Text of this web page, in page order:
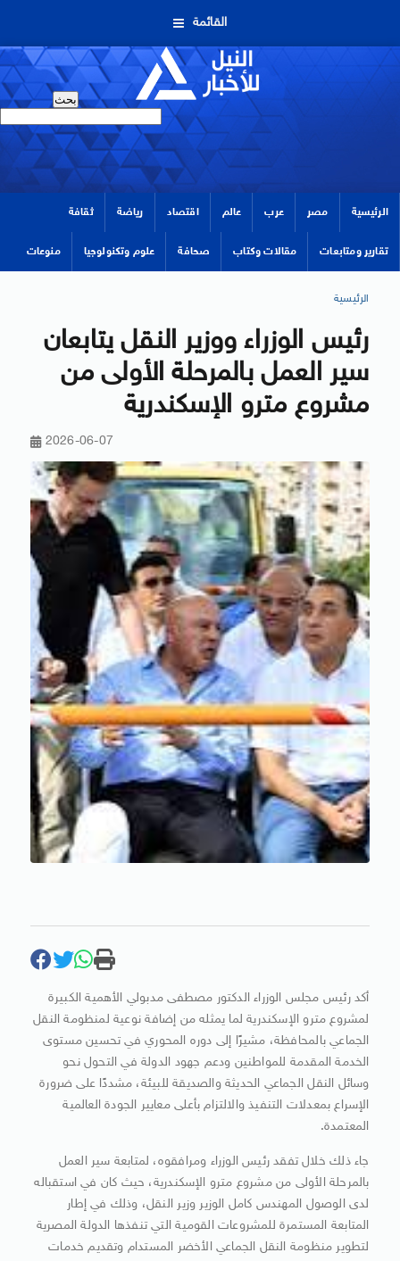
القائمة
الرئيسية مصر عرب عالم اقتصاد رياضة ثقافة
تقارير ومتابعات مقالات وكتاب صحافة علوم وتكنولوجيا منوعات
الرئيسية
رئيس الوزراء ووزير النقل يتابعان
سير العمل بالمرحلة الأولى من
مشروع مترو الإسكندرية
2026-06-07
أكد رئيس مجلس الوزراء الدكتور مصطفى مدبولي الأهمية الكبيرة
لمشروع مترو الإسكندرية لما يمثله من إضافة نوعية لمنظومة النقل
الجماعي بالمحافظة، مشيرًا إلى دوره المحوري في تحسين مستوى
الخدمة المقدمة للمواطنين ودعم جهود الدولة في التحول نحو
وسائل النقل الجماعي الحديثة والصديقة للبيئة، مشددًا على ضرورة
الإسراع بمعدلات التنفيذ والالتزام بأعلى معايير الجودة العالمية
المعتمدة.
جاء ذلك خلال تفقد رئيس الوزراء ومرافقوه، لمتابعة سير العمل
بالمرحلة الأولى من مشروع مترو الإسكندرية، حيث كان في استقباله
لدى الوصول المهندس كامل الوزير وزير النقل، وذلك في إطار
المتابعة المستمرة للمشروعات القومية التي تنفذها الدولة المصرية
لتطوير منظومة النقل الجماعي الأخضر المستدام وتقديم خدمات